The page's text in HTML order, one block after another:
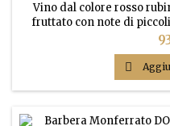
Vino dal colore rosso
fruttato con note di
sentori speziati del legno
con la nota di freschezza
